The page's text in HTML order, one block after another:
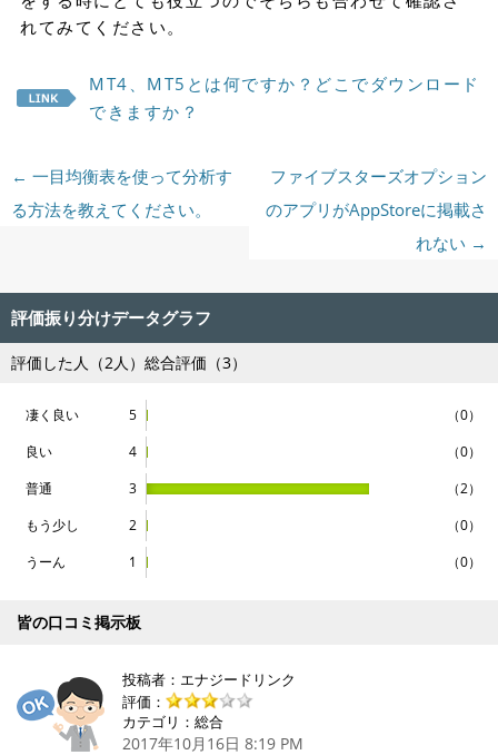
れてみてください。
MT4、MT5とは何ですか？どこでダウンロード
できますか？
投稿ナビゲーション
← 一目均衡表を使って分析す
る方法を教えてください。
ファイブスターズオプション
のアプリがAppStoreに掲載さ
れない →
評価振り分けデータグラフ
評価した人（2人）総合評価（3）
凄く良い 5
（0）
良い
4
（0）
普通
3
（2）
もう少し
2
（0）
うーん
1 （0）
皆の口コミ掲示板
投稿者： エナジードリンク
評価：
カテゴリ：総合
2017年10月16日 8:19 PM